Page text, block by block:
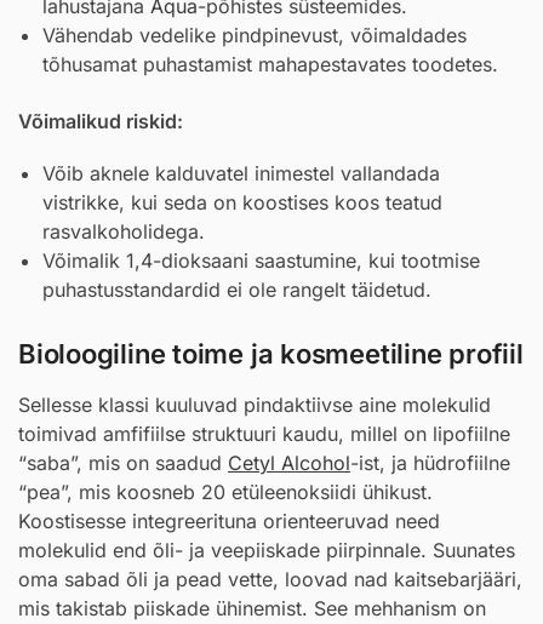
lahustajana Aqua-põhistes süsteemides.
Vähendab vedelike pindpinevust, võimaldades
tõhusamat puhastamist mahapestavates toodetes.
Võimalikud riskid:
Võib aknele kalduvatel inimestel vallandada
vistrikke, kui seda on koostises koos teatud
rasvalkoholidega.
Võimalik 1,4-dioksaani saastumine, kui tootmise
puhastusstandardid ei ole rangelt täidetud.
Bioloogiline toime ja kosmeetiline profiil
Sellesse klassi kuuluvad pindaktiivse aine molekulid
toimivad amfifiilse struktuuri kaudu, millel on lipofiilne
“saba”, mis on saadud Cetyl Alcohol-ist, ja hüdrofiilne
“pea”, mis koosneb 20 etüleenoksiidi ühikust.
Koostisesse integreerituna orienteeruvad need
molekulid end õli- ja veepiiskade piirpinnale. Suunates
oma sabad õli ja pead vette, loovad nad kaitsebarjääri,
mis takistab piiskade ühinemist. See mehhanism on